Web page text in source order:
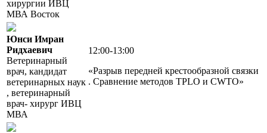
хирургии ИВЦ
МВА Восток
Юнси Имран
Ридхаевич
Ветеринарный
врач, кандидат
ветеринарных наук
, ветеринарный
врач- хирург ИВЦ
МВА
12:00-13:00
«Разрыв передней крестообразной связки
. Сравнение методов TPLO и CWTO»